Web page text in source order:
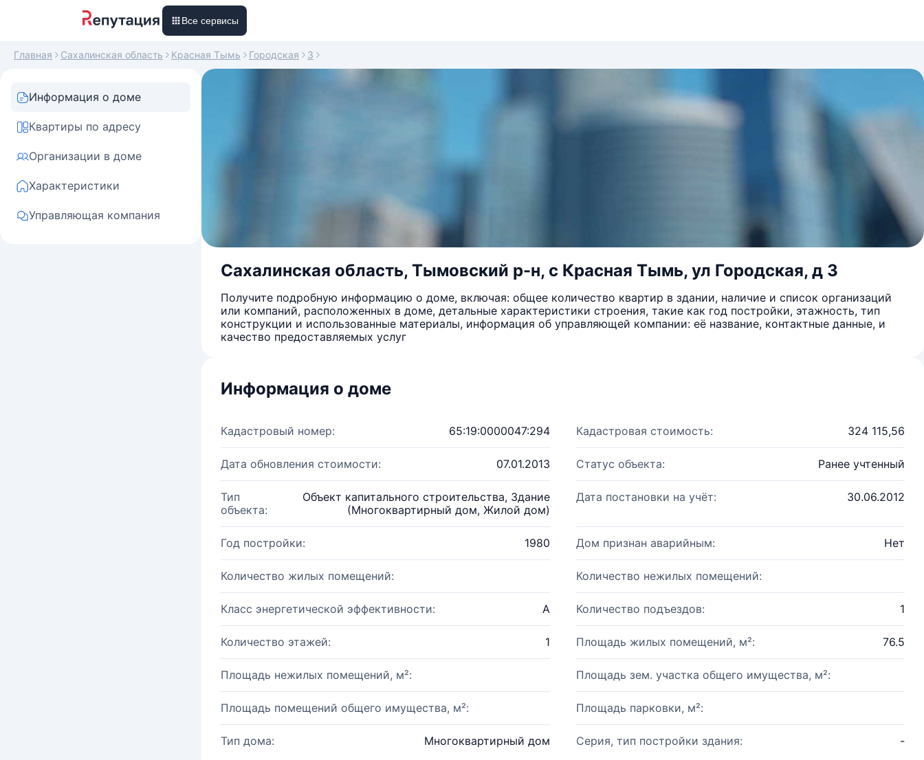
Все сервисы
Главная Сахалинская область Красная Тымь Городская 3
Информация о доме
Квартиры по адресу
Организации в доме
Характеристики
Управляющая компания
Сахалинская область, Тымовский р-н, с Красная Тымь, ул Городская, д 3
Получите подробную информацию о доме, включая: общее количество квартир в здании, наличие и список организаций
или компаний, расположенных в доме, детальные характеристики строения, такие как год постройки, этажность, тип
конструкции и использованные материалы, информация об управляющей компании: её название, контактные данные, и
качество предоставляемых услуг
Информация о доме
Кадастровый номер: 65:19:0000047:294 Кадастровая стоимость: 324 115,56
Дата обновления стоимости: 07.01.2013 Статус объекта: Ранее учтенный
Тип
объекта:
Объект капитального строительства, Здание
(Многоквартирный дом, Жилой дом)
Дата постановки на учёт: 30.06.2012
Год постройки: 1980 Дом признан аварийным: Нет
Количество жилых помещений: Количество нежилых помещений:
Класс энергетической эффективности: A Количество подъездов: 1
Количество этажей: 1 Площадь жилых помещений, м²: 76.5
Площадь нежилых помещений, м²: Площадь зем. участка общего имущества, м²:
Площадь помещений общего имущества, м²: Площадь парковки, м²:
Тип дома: Многоквартирный дом Серия, тип постройки здания: -